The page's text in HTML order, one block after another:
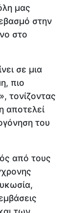
μας
στην
στο
σε μια
πιο
τονίζοντας
αποτελεί
του
από τους